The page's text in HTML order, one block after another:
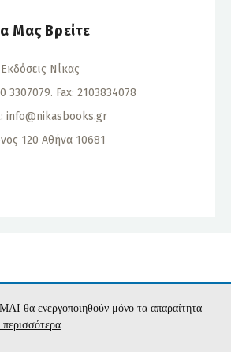
Μας Βρείτε
Εκδόσεις Νίκας
3307079. Fax: 2103834078
info@nikasbooks.gr
120 Αθήνα 10681
θα ενεργοποιηθούν μόνο τα απαραίτητα